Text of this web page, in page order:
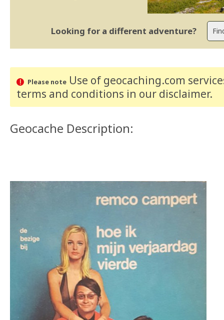
Looking for a different adventure?
Please noteUse of geocaching.com
terms and conditions in our disclaimer.
Geocache Description: